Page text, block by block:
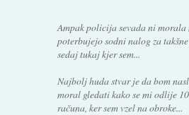
Ampak policija sevada ni
poterbujejo sodni nalog za
sedaj tukaj kjer sem...
Najbolj huda stvar je da bom
moral gledati kako se mi odlije
računa, ker sem vzel na obroke...